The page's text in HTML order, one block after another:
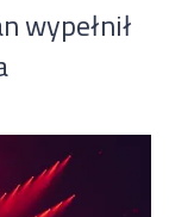
wypełnił